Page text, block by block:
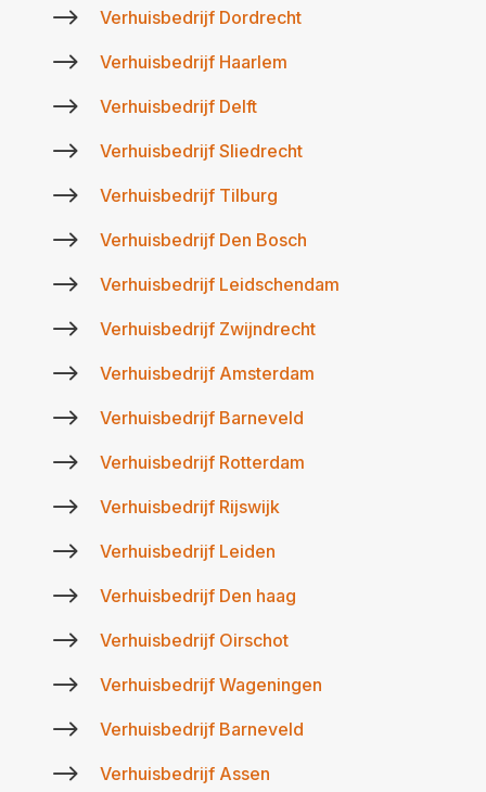
$ Verhuisbedrijf Dordrecht
$ Verhuisbedrijf Haarlem
$ Verhuisbedrijf Delft
$ Verhuisbedrijf Sliedrecht
$ Verhuisbedrijf Tilburg
$ Verhuisbedrijf Den Bosch
$ Verhuisbedrijf Leidschendam
$ Verhuisbedrijf Zwijndrecht
$ Verhuisbedrijf Amsterdam
$ Verhuisbedrijf Barneveld
$ Verhuisbedrijf Rotterdam
$ Verhuisbedrijf Rijswijk
$ Verhuisbedrijf Leiden
$ Verhuisbedrijf Den haag
$ Verhuisbedrijf Oirschot
$ Verhuisbedrijf Wageningen
$ Verhuisbedrijf Barneveld
$ Verhuisbedrijf Assen